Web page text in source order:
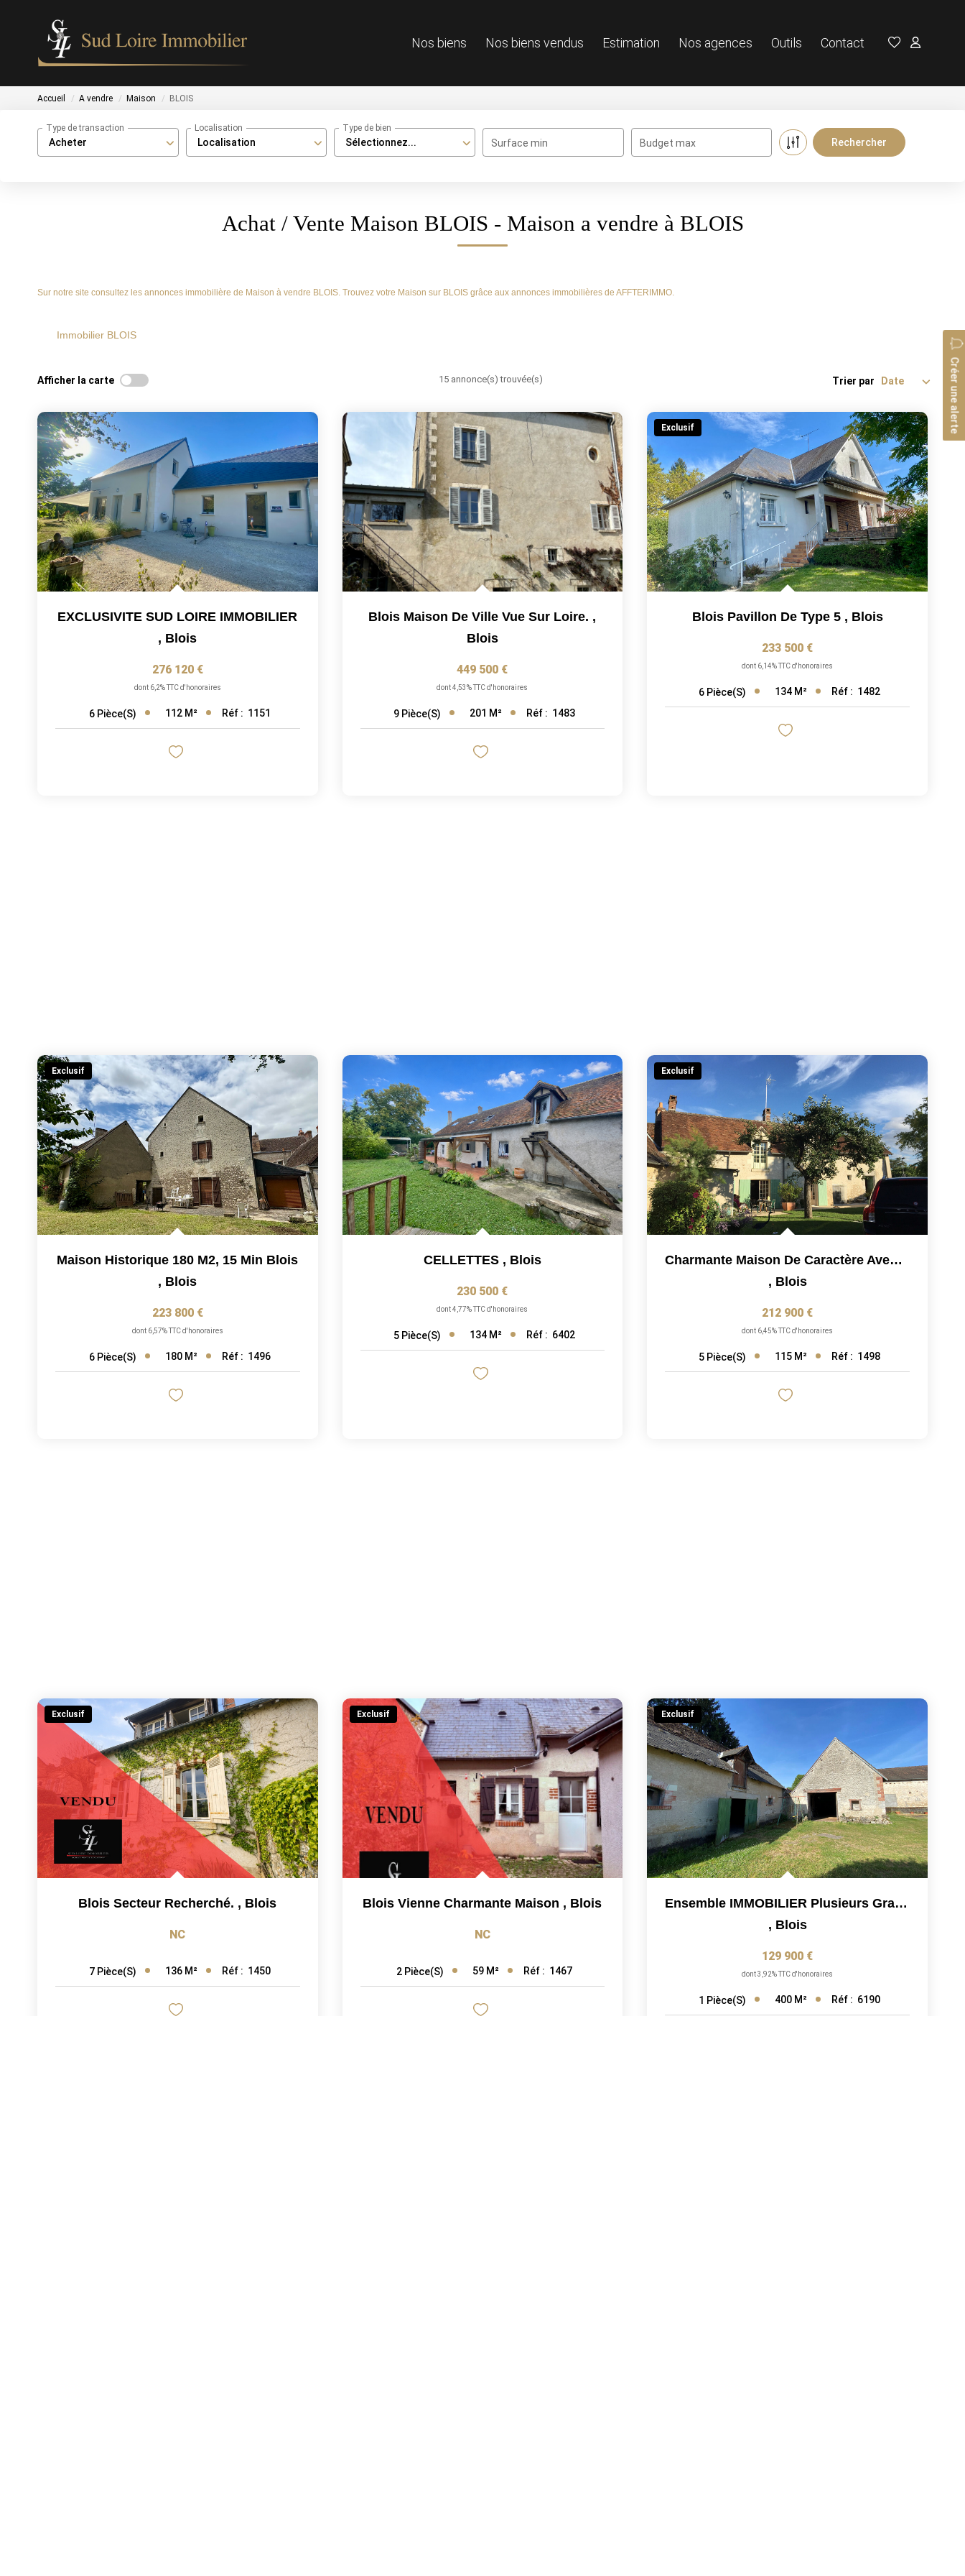
Nos biens Nos biens vendus Estimation Nos agences Outils Contact
Accueil A vendre Maison BLOIS
Acheter
Type de transaction
Localisation
Localisation
Sélectionnez...
Type de bien
Surface min Budget max
Achat / Vente Maison BLOIS - Maison a vendre à BLOIS
Sur notre site consultez les annonces immobilière de Maison à vendre BLOIS. Trouvez votre Maison sur BLOIS grâce aux annonces immobilières de AFFTERIMMO.
Immobilier BLOIS
Créer une alerte
Afficher la carte 15 annonce(s) trouvée(s) Trier par
EXCLUSIVITE SUD LOIRE IMMOBILIER
, Blois
276 120 €
dont 6,2% TTC d'honoraires
6 Pièce(s) 112 M² Réf : 1151
Blois Maison De Ville Vue Sur Loire. ,
Blois
449 500 €
dont 4,53% TTC d'honoraires
9 Pièce(s) 201 M² Réf : 1483
Exclusif
Blois Pavillon De Type 5 , Blois
233 500 €
dont 6,14% TTC d'honoraires
6 Pièce(s) 134 M² Réf : 1482
Exclusif
Maison Historique 180 M2, 15 Min Blois
, Blois
223 800 €
dont 6,57% TTC d'honoraires
6 Pièce(s) 180 M² Réf : 1496
CELLETTES , Blois
230 500 €
dont 4,77% TTC d'honoraires
5 Pièce(s) 134 M² Réf : 6402
Exclusif
Charmante Maison De Caractère Avec Dépendances.
, Blois
212 900 €
dont 6,45% TTC d'honoraires
5 Pièce(s) 115 M² Réf : 1498
Exclusif
Blois Secteur Recherché. , Blois
NC
7 Pièce(s) 136 M² Réf : 1450
Exclusif
Blois Vienne Charmante Maison , Blois
NC
2 Pièce(s) 59 M² Réf : 1467
Exclusif
Ensemble IMMOBILIER Plusieurs Granges
, Blois
129 900 €
dont 3,92% TTC d'honoraires
1 Pièce(s) 400 M² Réf : 6190